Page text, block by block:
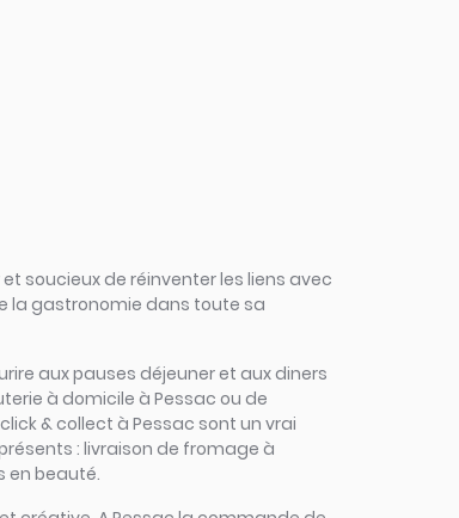
soucieux de réinventer les liens avec
la gastronomie dans toute sa
aux pauses déjeuner et aux diners
à domicile à Pessac ou de
& collect à Pessac sont un vrai
: livraison de fromage à
en beauté.